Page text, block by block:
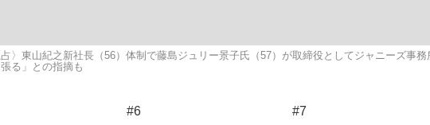
侍ジャパン選手が証言した“NPB聞... 「クマが悪者扱いされている
占〉東山紀之新社長（56）体制で藤島ジュリー景子氏（57）が取締役としてジャニーズ
る」との指摘も
#6 #7